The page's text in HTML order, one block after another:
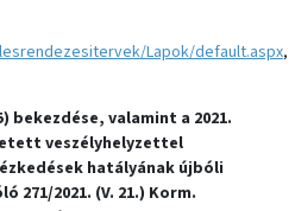
Lapok/default.aspx,
bekezdése, valamint a 2021.
veszélyhelyzettel
hatályának újbóli
271/2021. (V. 21.) Korm.